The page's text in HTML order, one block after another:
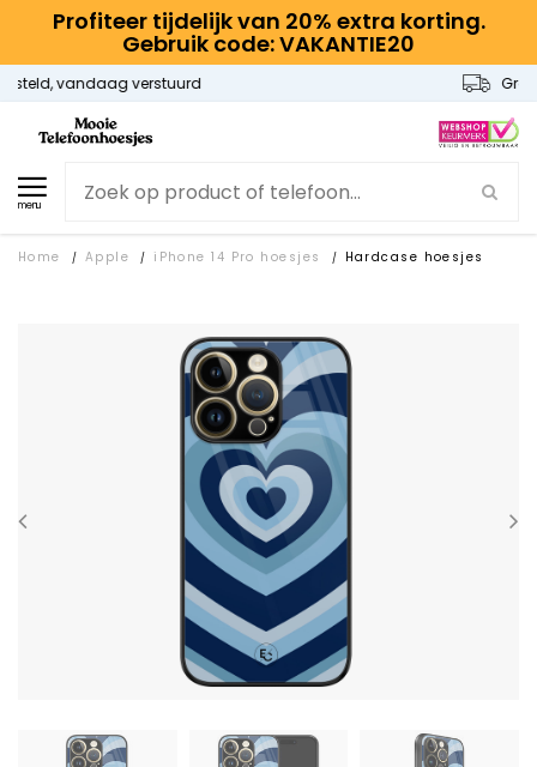
Profiteer tijdelijk van 20% extra korting.
Gebruik code: VAKANTIE20
menu
Home / Apple / iPhone 14 Pro hoesjes / Hardcase hoesjes